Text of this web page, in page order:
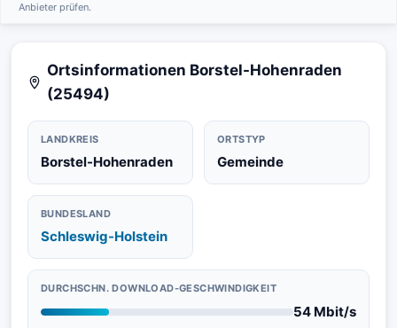
Anbieter prüfen.
Ortsinformationen Borstel-Hohenraden
(25494)
LANDKREIS
Borstel-Hohenraden
ORTSTYP
Gemeinde
BUNDESLAND
Schleswig-Holstein
DURCHSCHN. DOWNLOAD-GESCHWINDIGKEIT
54 Mbit/s